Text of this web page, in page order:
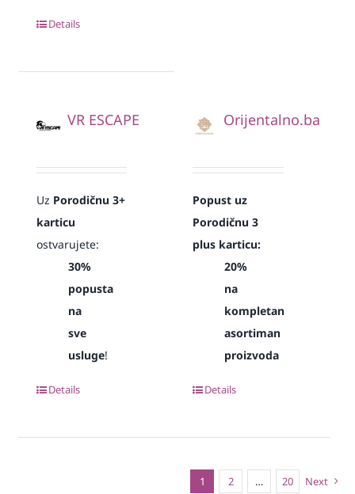
Details
VR ESCAPE
Uz Porodičnu 3+
karticu
ostvarujete:
30%
popusta
na
sve
usluge!
Details
Orijentalno.ba
Popust uz
Porodičnu 3
plus karticu:
20%
na
kompletan
asortiman
proizvoda
Details
1 2 … 20 Next